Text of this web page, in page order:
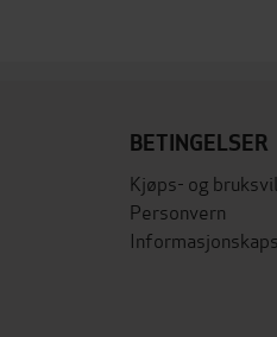
BETINGELSER
Kjøps- og
Personvern